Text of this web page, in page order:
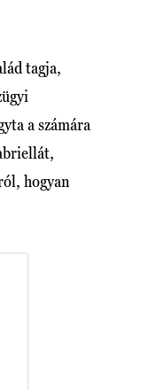
tagja,
a számára
hogyan